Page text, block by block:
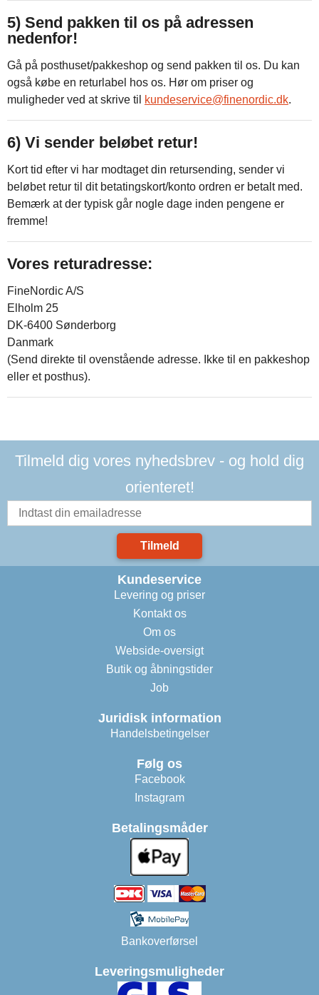
5) Send pakken til os på adressen
nedenfor!
Gå på posthuset/pakkeshop og send pakken til os. Du kan
også købe en returlabel hos os. Hør om priser og
muligheder ved at skrive til
kundeservice@finenordic.dk.
6) Vi sender beløbet retur!
Kort tid efter vi har modtaget din retursending, sender vi
beløbet retur til dit betatingskort/konto ordren er betalt med.
Bemærk at der typisk går nogle dage inden pengene er
fremme!
Vores returadresse:
FineNordic A/S
Elholm 25
DK-6400 Sønderborg
Danmark
(Send direkte til ovenstående adresse. Ikke til en pakkeshop
eller et posthus).
Tilmeld dig vores nyhedsbrev - og hold dig
orienteret!
Tilmeld
Kundeservice
Levering og priser
Kontakt os
Om os
Webside-oversigt
Butik og åbningstider
Job
Juridisk information
Handelsbetingelser
Følg os
Facebook
Instagram
Betalingsmåder
Bankoverførsel
Leveringsmuligheder